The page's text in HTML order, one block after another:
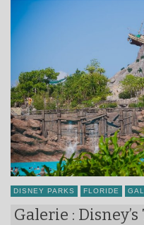
DISNEY PARKS FLORIDE
Galerie :